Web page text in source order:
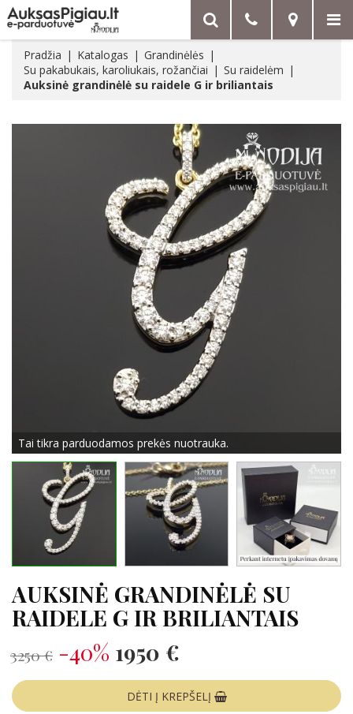
Pradžia Katalogas
Grandinėlės
Su pakabukais, karoliukais, rožančiai
Su raidelėm
Auksinė grandinėlė su raidele G ir briliantais
Tai tikra parduodamos prekės nuotrauka.
AUKSINĖ GRANDINĖLĖ SU
RAIDELE G IR BRILIANTAIS
3250 € -40% 1950 €
DĖTI Į KREPŠELĮ